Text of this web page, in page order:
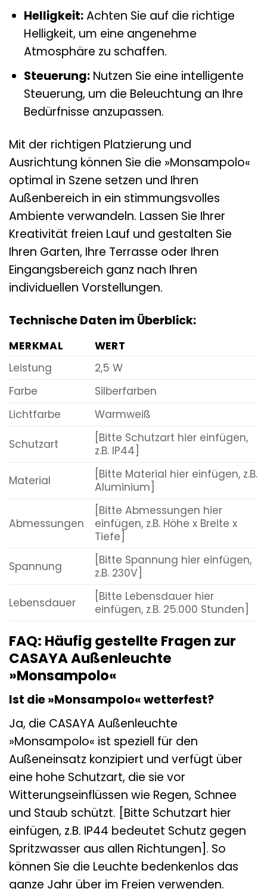
Helligkeit:Achten Sie auf die richtige
Helligkeit, um eine angenehme
Atmosphäre zu schaffen.
Steuerung:Nutzen Sie eine intelligente
Steuerung, um die Beleuchtung an Ihre
Bedürfnisse anzupassen.
Mit der richtigen Platzierung und
Ausrichtung können Sie die »Monsampolo«
optimal in Szene setzen und Ihren
Außenbereich in ein stimmungsvolles
Ambiente verwandeln. Lassen Sie Ihrer
Kreativität freien Lauf und gestalten Sie
Ihren Garten, Ihre Terrasse oder Ihren
Eingangsbereich ganz nach Ihren
individuellen Vorstellungen.
Technische Daten im Überblick:
MERKMAL
WERT
Leistung
2,5 W
Farbe
Silberfarben
Lichtfarbe
Warmweiß
Schutzart
[Bitte Schutzart hier einfügen,
z.B. IP44]
Material
[Bitte Material hier einfügen, z.B.
Aluminium]
Abmessungen
[Bitte Abmessungen hier
einfügen, z.B. Höhe x Breite x
Tiefe]
Spannung
[Bitte Spannung hier einfügen,
z.B. 230V]
Lebensdauer
[Bitte Lebensdauer hier
einfügen, z.B. 25.000 Stunden]
FAQ: Häufig gestellte Fragen zur
CASAYA Außenleuchte
»Monsampolo«
Ist die »Monsampolo« wetterfest?
Ja, die CASAYA Außenleuchte
»Monsampolo« ist speziell für den
Außeneinsatz konzipiert und verfügt über
eine hohe Schutzart, die sie vor
Witterungseinflüssen wie Regen, Schnee
und Staub schützt. [Bitte Schutzart hier
einfügen, z.B. IP44 bedeutet Schutz gegen
Spritzwasser aus allen Richtungen]. So
können Sie die Leuchte bedenkenlos das
ganze Jahr über im Freien verwenden.